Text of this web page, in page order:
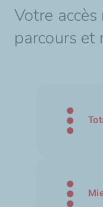
Votre
parcours et